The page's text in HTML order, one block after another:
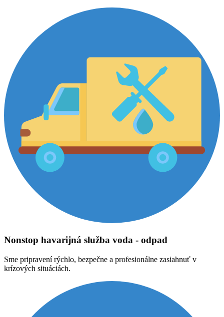
Nonstop havarijná služba voda - odpad
Sme pripravení rýchlo, bezpečne a profesionálne zasiahnuť v
krízových situáciách.